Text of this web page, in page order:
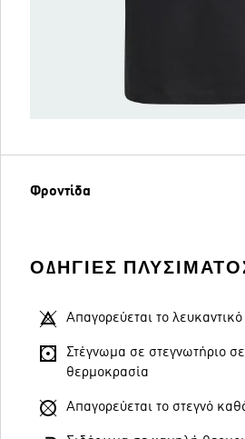
Φροντίδα
ΟΔΗΓΊΕΣ
Απαγορεύεται το λευκαντικό
Στέγνωμα σε στεγνωτήριο
θερμοκρασία
Απαγορεύεται το στεγνό